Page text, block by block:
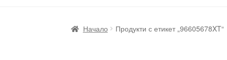
Начало Продукти с етикет „96605678XT“